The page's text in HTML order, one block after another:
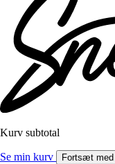
Kurv subtotal
Se min kurv Fortsæt med